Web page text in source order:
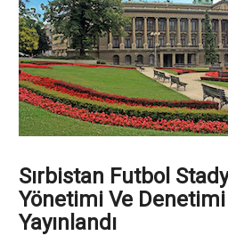
Sırbistan Futbol
Yönetimi Ve
Yayınlandı